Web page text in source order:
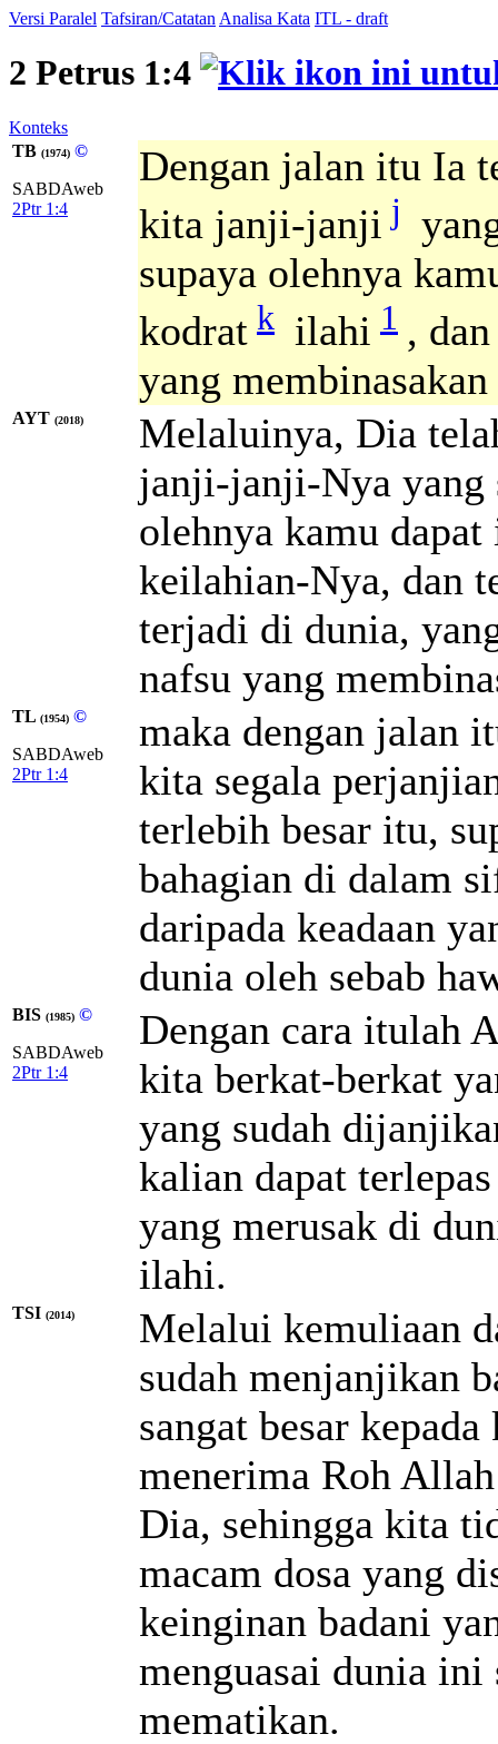
Versi Paralel Tafsiran/Catatan Analisa Kata ITL - draft
2 Petrus 1:4
Konteks
TB (1974) ©
SABDAweb
2Ptr 1:4
Dengan jalan itu Ia
kita janji-janji j
supaya olehnya
kodrat k ilahi 1 ,
yang
AYT (2018)
Melaluinya, Dia
janji-janji-Nya yang
olehnya kamu
keilahian-Nya, dan
terjadi di dunia,
nafsu yang
TL (1954) ©
SABDAweb
2Ptr 1:4
maka dengan jalan
kita segala
terlebih besar itu,
bahagian di dalam
daripada keadaan
dunia oleh sebab
BIS (1985) ©
SABDAweb
2Ptr 1:4
Dengan cara itulah
kita berkat-berkat
yang sudah
kalian dapat
yang merusak di
ilahi.
TSI (2014)
Melalui kemuliaan
sudah menjanjikan
sangat besar
menerima Roh
Dia, sehingga kita
macam dosa yang
keinginan badani
menguasai dunia
mematikan.